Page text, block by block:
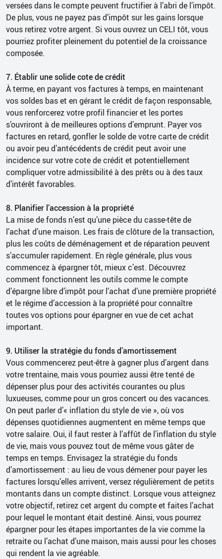
versées dans le compte peuvent fructifier à l’abri de l’impôt.
De plus, vous ne payez pas d’impôt sur les gains lorsque
vous retirez votre argent. Si vous ouvrez un CELI tôt, vous
pourriez profiter pleinement du potentiel de la croissance
composée.
7. Établir une solide cote de crédit
À terme, en payant vos factures à temps, en maintenant
vos soldes bas et en gérant le crédit de façon responsable,
vous renforcerez votre profil financier et les portes
s’ouvriront à de meilleures options d’emprunt. Payer vos
factures en retard, gonfler le solde de votre carte de crédit
ou avoir peu d’antécédents de crédit peut avoir une
incidence sur votre cote de crédit et potentiellement
compliquer votre admissibilité à des prêts ou à des taux
d’intérêt favorables.
8. Planifier l’accession à la propriété
La mise de fonds n’est qu’une pièce du casse-tête de
l’achat d’une maison. Les frais de clôture de la transaction,
plus les coûts de déménagement et de réparation peuvent
s’accumuler rapidement. En règle générale, plus vous
commencez à épargner tôt, mieux c’est. Découvrez
comment fonctionnent les outils comme le compte
d’épargne libre d’impôt pour l’achat d’une première propriété
et le régime d’accession à la propriété pour connaître
toutes vos options pour épargner en vue de cet achat
important.
9. Utiliser la stratégie du fonds d’amortissement
Vous commencerez peut-être à gagner plus d’argent dans
votre trentaine, mais vous pourriez aussi être tenté de
dépenser plus pour des activités courantes ou plus
luxueuses, comme pour un gros concert ou des vacances.
On peut parler d’« inflation du style de vie », où vos
dépenses quotidiennes augmentent en même temps que
votre salaire. Oui, il faut rester à l’affût de l’inflation du style
de vie, mais vous pouvez tout de même vous gâter de
temps en temps. Envisagez la stratégie du fonds
d’amortissement : au lieu de vous démener pour payer les
factures lorsqu’elles arrivent, versez régulièrement de petits
montants dans un compte distinct. Lorsque vous atteignez
votre objectif, retirez cet argent du compte et faites l’achat
pour lequel le montant était destiné. Ainsi, vous pourrez
épargner pour les étapes importantes de la vie comme la
retraite ou l’achat d’une maison, mais aussi pour les choses
qui rendent la vie agréable.